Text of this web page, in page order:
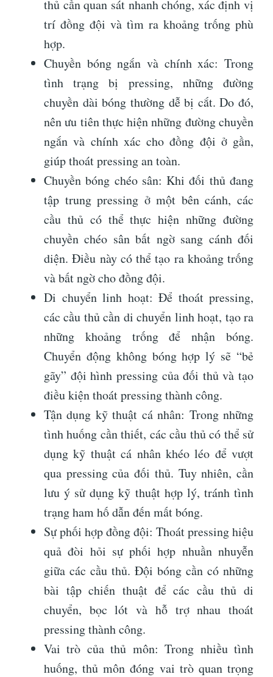
thủ cần quan sát nhanh chóng, xác định vị
trí đồng đội và tìm ra khoảng trống phù
hợp.
Chuyền bóng ngắn và chính xác: Trong
tình trạng bị pressing, những đường
chuyền dài bóng thường dễ bị cắt. Do đó,
nên ưu tiên thực hiện những đường chuyền
ngắn và chính xác cho đồng đội ở gần,
giúp thoát pressing an toàn.
Chuyền bóng chéo sân: Khi đối thủ đang
tập trung pressing ở một bên cánh, các
cầu thủ có thể thực hiện những đường
chuyền chéo sân bất ngờ sang cánh đối
diện. Điều này có thể tạo ra khoảng trống
và bất ngờ cho đồng đội.
Di chuyển linh hoạt: Để thoát pressing,
các cầu thủ cần di chuyển linh hoạt, tạo ra
những khoảng trống để nhận bóng.
Chuyển động không bóng hợp lý sẽ “bẻ
gãy” đội hình pressing của đối thủ và tạo
điều kiện thoát pressing thành công.
Tận dụng kỹ thuật cá nhân: Trong những
tình huống cần thiết, các cầu thủ có thể sử
dụng kỹ thuật cá nhân khéo léo để vượt
qua pressing của đối thủ. Tuy nhiên, cần
lưu ý sử dụng kỹ thuật hợp lý, tránh tình
trạng ham hố dẫn đến mất bóng.
Sự phối hợp đồng đội: Thoát pressing hiệu
quả đòi hỏi sự phối hợp nhuần nhuyễn
giữa các cầu thủ. Đội bóng cần có những
bài tập chiến thuật để các cầu thủ di
chuyển, bọc lót và hỗ trợ nhau thoát
pressing thành công.
Vai trò của thủ môn: Trong nhiều tình
huống, thủ môn đóng vai trò quan trọng